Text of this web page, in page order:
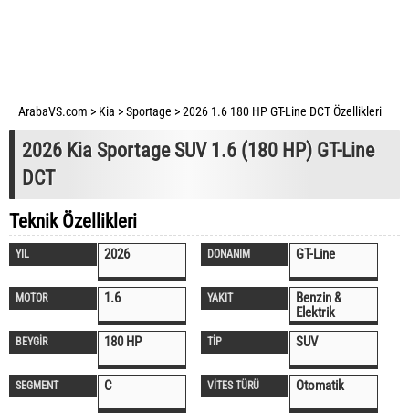
ArabaVS.com > Kia >Sportage >2026 1.6 180 HP GT-Line DCT Özellikleri
2026 Kia Sportage SUV 1.6 (180 HP) GT-Line
DCT
Teknik Özellikleri
YIL 2026 DONANIM GT-Line
MOTOR 1.6 YAKIT
Benzin &
Elektrik
BEYGİR 180 HP TİP SUV
SEGMENT C VİTES TÜRÜ Otomatik